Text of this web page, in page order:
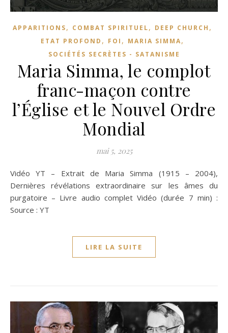
APPARITIONS, COMBAT SPIRITUEL, DEEP CHURCH ,
ETAT PROFOND , FOI , MARIA SIMMA,
SOCIÉTÉS SECRÈTES - SATANISME
Maria Simma, le complot
franc-maçon contre
l’Église et le Nouvel Ordre
Mondial
mai 5, 2025
Vidéo YT – Extrait de Maria Simma (1915 – 2004),
Dernières révélations extraordinaire sur les âmes du
purgatoire – Livre audio complet Vidéo (durée 7 min) :
Source : YT
LIRE LA SUITE